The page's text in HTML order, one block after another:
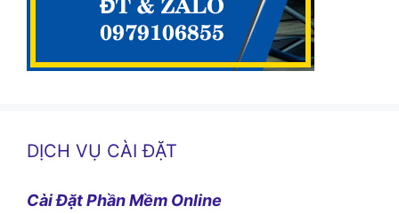
DỊCH VỤ CÀI ĐẶT
Cài Đặt Phần Mềm Online